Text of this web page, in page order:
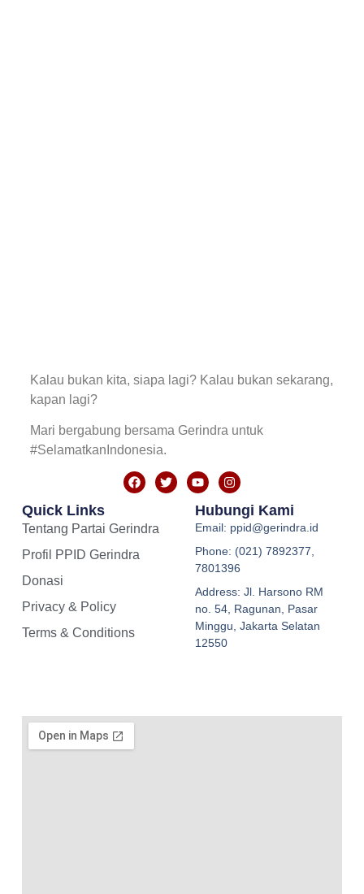
Kalau bukan kita, siapa lagi? Kalau bukan sekarang,
kapan lagi?
Mari bergabung bersama Gerindra untuk
#SelamatkanIndonesia.
Quick Links
Tentang Partai Gerindra
Profil PPID Gerindra
Donasi
Privacy & Policy
Terms & Conditions
Hubungi Kami
Email: ppid@gerindra.id
Phone: (021) 7892377,
7801396
Address: Jl. Harsono RM
no. 54, Ragunan, Pasar
Minggu, Jakarta Selatan
12550